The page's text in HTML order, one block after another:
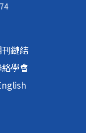
鏈結
學會